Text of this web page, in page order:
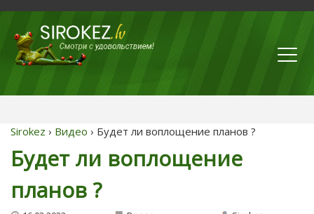
Sirokez › Видео › Будет ли воплощение планов ?
Будет ли воплощение
планов ?